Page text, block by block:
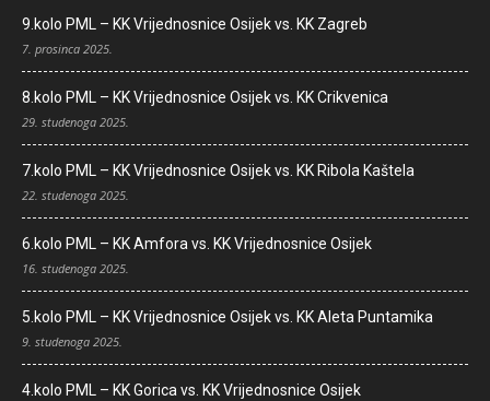
9.kolo PML – KK Vrijednosnice Osijek vs. KK Zagreb
7. prosinca 2025.
8.kolo PML – KK Vrijednosnice Osijek vs. KK Crikvenica
29. studenoga 2025.
7.kolo PML – KK Vrijednosnice Osijek vs. KK Ribola Kaštela
22. studenoga 2025.
6.kolo PML – KK Amfora vs. KK Vrijednosnice Osijek
16. studenoga 2025.
5.kolo PML – KK Vrijednosnice Osijek vs. KK Aleta Puntamika
9. studenoga 2025.
4.kolo PML – KK Gorica vs. KK Vrijednosnice Osijek